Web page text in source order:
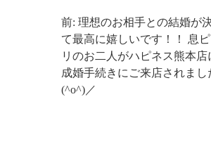
前: 理想のお相手との結婚が
て最高に嬉しいです！！ 息
リのお二人がハピネス熊本店
成婚手続きにご来店されまし
(^o^)／